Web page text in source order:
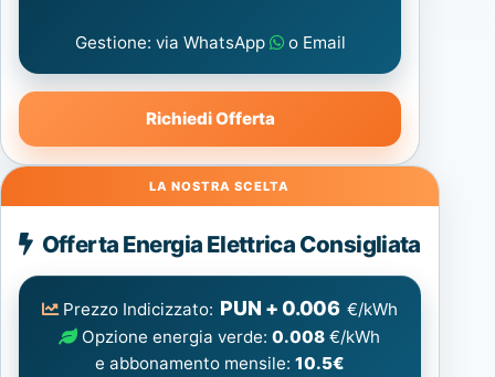
Gestione: via WhatsApp o Email
Richiedi Offerta
Energia
Elettrica
consigliata
Offerta Energia Elettrica Consigliata
Prezzo Indicizzato: PUN + 0.006 €/kWh
Opzione energia verde:0.008 €/kWh
e abbonamento mensile: 10.5€